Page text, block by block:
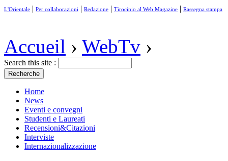
L'Orientale | Per collaborazioni | Redazione | Tirocinio al Web Magazine | Rassegna stampa
Accueil › WebTv ›
Search this site :
Home
News
Eventi e convegni
Studenti e Laureati
Recensioni&Citazioni
Interviste
Internazionalizzazione